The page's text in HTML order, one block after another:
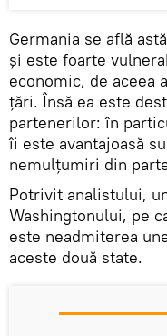
Germania se află
și este foarte
economic, de aceea
țări. Însă ea este
partenerilor: în
îi este avantajoasă
nemulțumiri din
Potrivit analistului,
Washingtonului, pe
este neadmiterea
aceste două state.